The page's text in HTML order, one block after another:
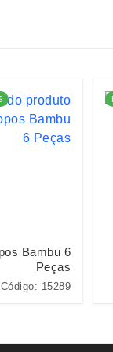
Bambu 6
Peças
Código: 15289